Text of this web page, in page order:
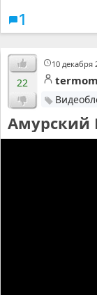
1
10 декабря
22
Амурский